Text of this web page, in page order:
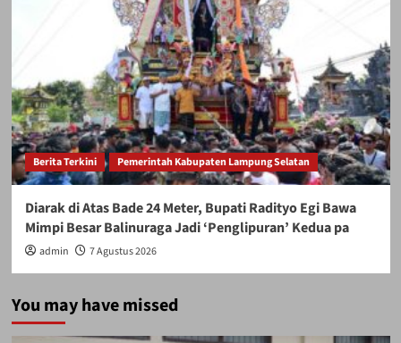
Berita Terkini Pemerintah Kabupaten Lampung Selatan
Diarak di Atas Bade 24 Meter, Bupati Radityo Egi Bawa
Mimpi Besar Balinuraga Jadi ‘Penglipuran’ Kedua pa
admin 7 Agustus 2026
You may have missed